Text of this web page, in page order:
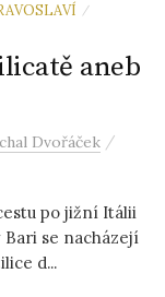
/
aneb
Dvořáček /
po jižní Itálii
se nacházejí
d...